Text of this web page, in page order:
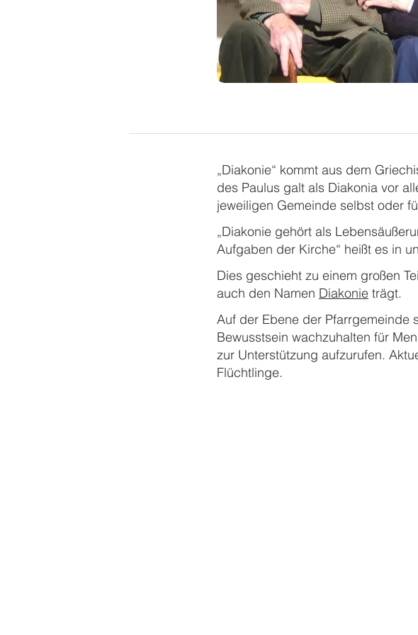
„Diakonie“ kommt aus dem
des Paulus galt als Diakonia vor
jeweiligen Gemeinde selbst oder
„Diakonie gehört als
Aufgaben der Kirche“ heißt es in
Dies geschieht zu einem großen
auch den Namen Diakonie trägt.
Auf der Ebene der Pfarrgemeinde
Bewusstsein wachzuhalten für
zur Unterstützung aufzurufen.
Flüchtlinge.